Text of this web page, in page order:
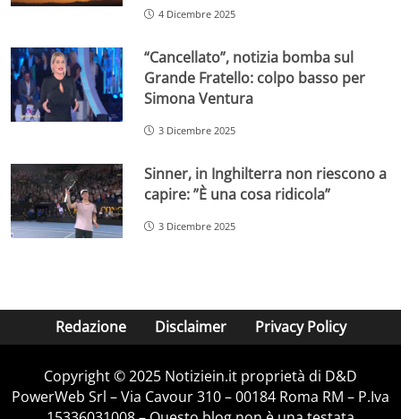
4 Dicembre 2025
“Cancellato”, notizia bomba sul
Grande Fratello: colpo basso per
Simona Ventura
3 Dicembre 2025
Sinner, in Inghilterra non riescono a
capire: ”È una cosa ridicola”
3 Dicembre 2025
Redazione Disclaimer Privacy Policy
Copyright © 2025 Notiziein.it proprietà di D&D
PowerWeb Srl – Via Cavour 310 – 00184 Roma RM – P.Iva